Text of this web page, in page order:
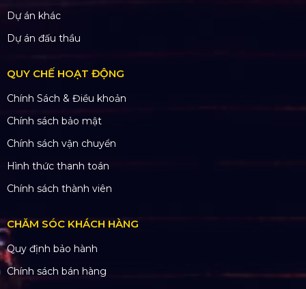
Dự án khác
Dự án đấu thầu
QUY CHẾ HOẠT ĐỘNG
Chính Sách & Điều khoản
Chính sách bảo mật
Chính sách vận chuyển
Hình thức thanh toán
Chính sách thành viên
CHĂM SÓC KHÁCH HÀNG
Quy định bảo hành
Chính sách bán hàng